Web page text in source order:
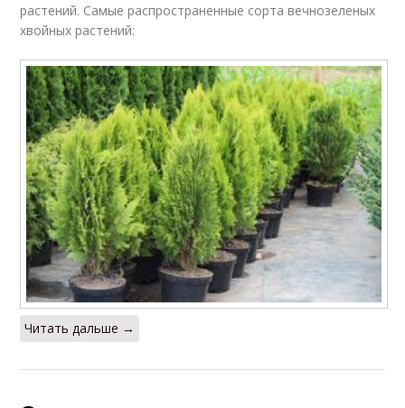
Вечнозеленые дерева
растений. Самые распространенные сорта вечнозеленых
хвойных растений:
Читать дальше →